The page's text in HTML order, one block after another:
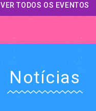
VER TODOS OS EVENTOS
Notícias